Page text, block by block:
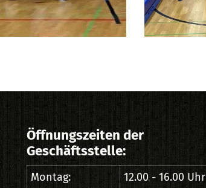
Öffnungszeiten der
Geschäftsstelle:
Montag: 12.00 - 16.00 Uhr